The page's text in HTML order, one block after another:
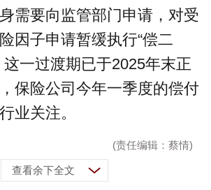
需要向监管部门申请，对受
因子申请暂缓执行“偿二
这一过渡期已于2025年末正
保险公司今年一季度的偿付
业关注。
(责任编辑：蔡情)
查看余下全文